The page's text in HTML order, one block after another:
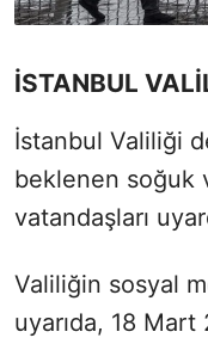
İSTANBUL
İstanbul Valiliği
beklenen soğuk
vatandaşları
Valiliğin sosyal
uyarıda, 18